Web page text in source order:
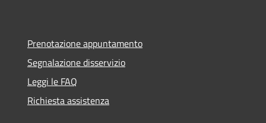
Prenotazione appuntamento
Segnalazione disservizio
Leggi le FAQ
Richiesta assistenza